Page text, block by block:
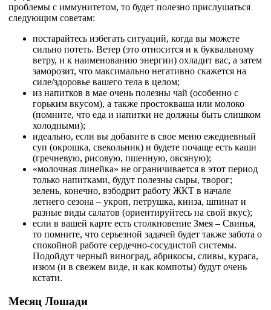
проблемы с иммунитетом, то будет полезно прислушаться
следующим советам:
постарайтесь избегать ситуаций, когда вы можете
сильно потеть. Ветер (это относится и к буквальному
ветру, и к наименованию энергии) охладит вас, а затем
заморозит, что максимально негативно скажется на
силе/здоровье вашего тела в целом;
из напитков в мае очень полезны чай (особенно с
горьким вкусом), а также простокваша или молоко
(помните, что еда и напитки не должны быть слишком
холодными);
идеально, если вы добавите в свое меню ежедневный
суп (окрошка, свекольник) и будете почаще есть каши
(гречневую, рисовую, пшенную, овсяную);
«молочная линейка» не ограничивается в этот период
только напитками, будут полезны сыры, творог;
зелень, конечно, взбодрит работу ЖКТ в начале
летнего сезона – укроп, петрушка, кинза, шпинат и
разные виды салатов (ориентируйтесь на свой вкус);
если в вашей карте есть столкновение Змея – Свинья,
то помните, что серьезной задачей будет также забота о
спокойной работе сердечно-сосудистой системы.
Подойдут черный виноград, абрикосы, сливы, курага,
изюм (и в свежем виде, и как компоты) будут очень
кстати.
Месяц Лошади